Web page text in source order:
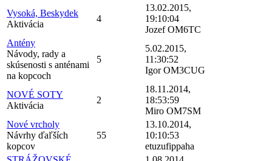
Vysoká, Beskydek
Aktivácia
4
13.02.2015,
19:10:04
Jozef OM6TC
Antény
Návody, rady a
skúsenosti s anténami
na kopcoch
5
5.02.2015,
11:30:52
Igor OM3CUG
NOVÉ SOTY
Aktivácia
2
18.11.2014,
18:53:59
Miro OM7SM
Nové vrcholy
Návrhy ďaľších
kopcov
55
13.10.2014,
10:10:53
etuzufippaha